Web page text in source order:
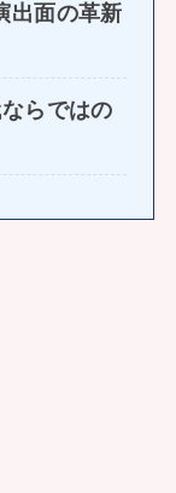
出面の革新
らではの